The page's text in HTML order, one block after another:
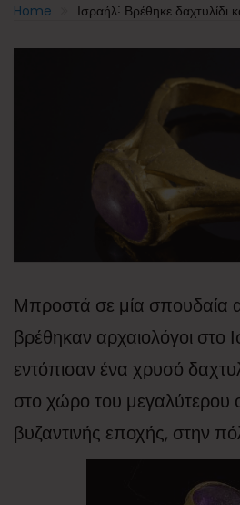
Home Ισραήλ˸ Βρέθηκε δαχτυλίδι
Μπροστά σε μία σπουδαία
βρέθηκαν αρχαιολόγοι στο
εντόπισαν ένα χρυσό
στο χώρο του μεγαλύτερου
βυζαντινής εποχής, στην